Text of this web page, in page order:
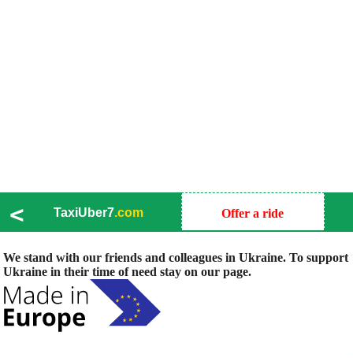
< TaxiUber7.com Offer a ride
We stand with our friends and colleagues in Ukraine. To support
Ukraine in their time of need stay on our page.